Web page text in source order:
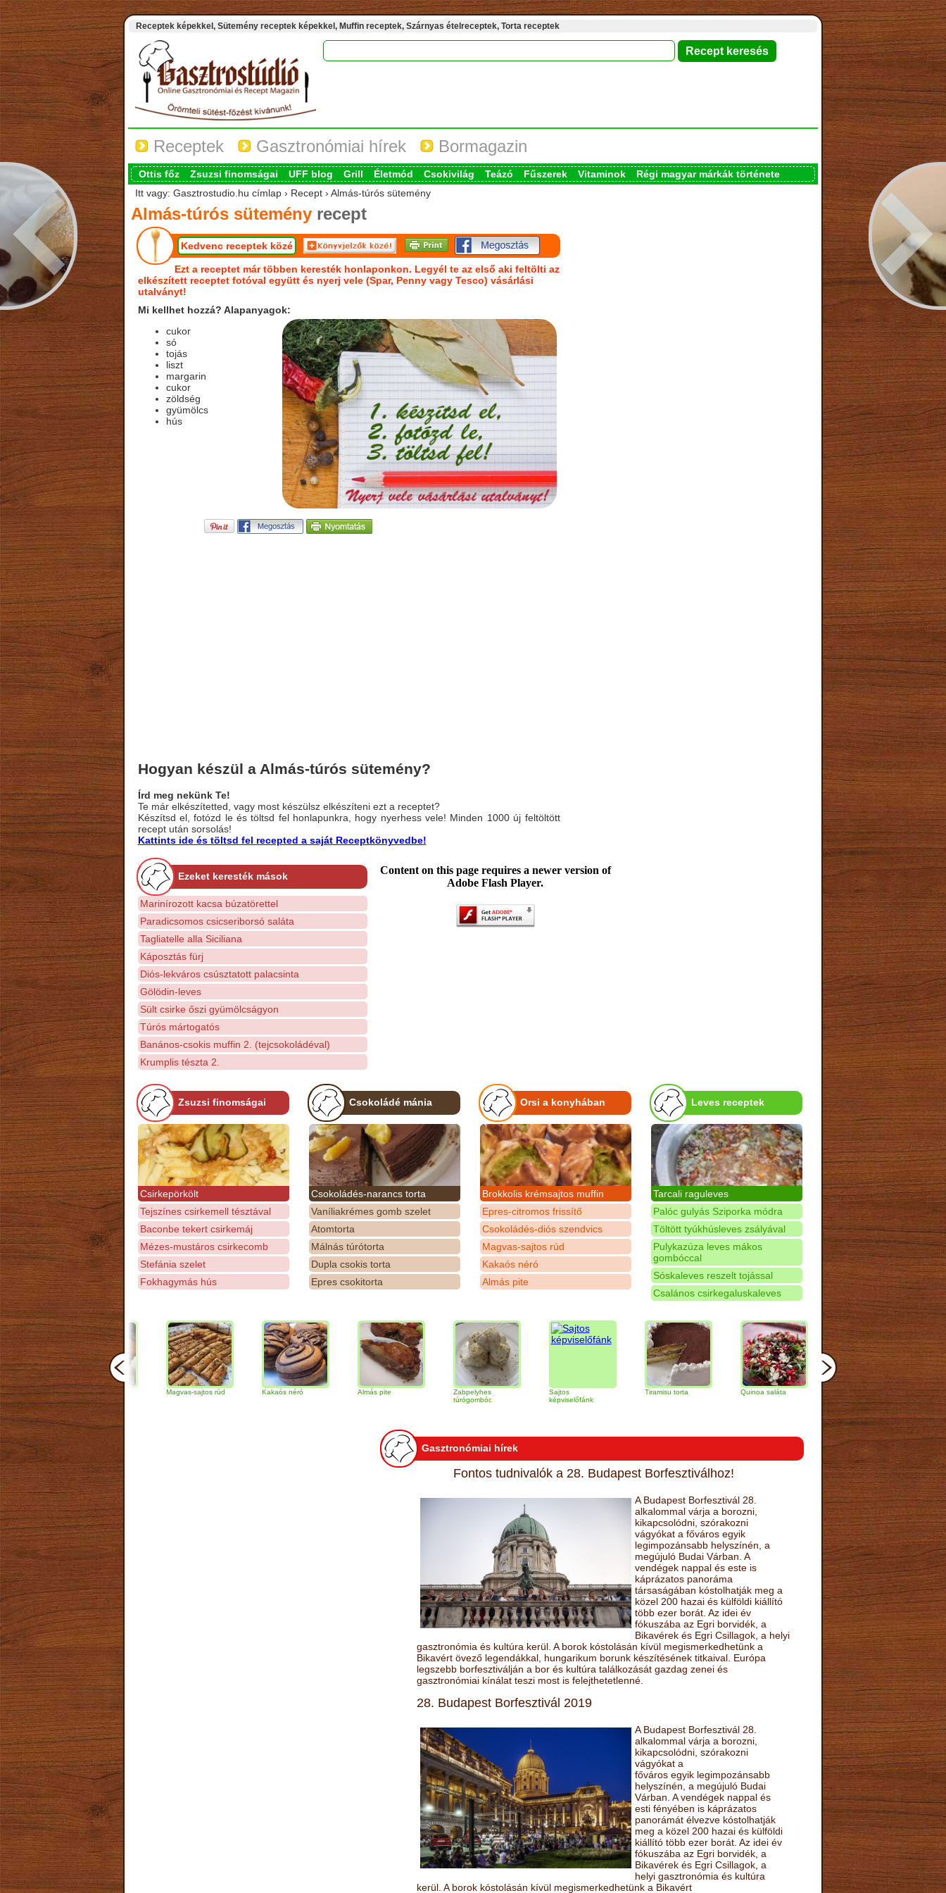
Receptek képekkel, Sütemény receptek képekkel, Muffin receptek, Szárnyas ételreceptek, Torta receptek
Receptek Gasztronómiai hírek Bormagazin
Ottis főz Zsuzsi finomságai UFF blog Grill Életmód Csokivilág Teázó Fűszerek Vitaminok
Régi magyar márkák története
Itt vagy: Gasztrostudio.hu címlap › Recept › Almás-túrós sütemény
Almás-túrós süteményrecept
Kedvenc receptek közé
Ezt a receptet már többen keresték honlaponkon. Legyél te az első aki feltölti az
elkészített receptet fotóval együtt és nyerj vele (Spar, Penny vagy Tesco) vásárlási
utalványt!
Mi kellhet hozzá? Alapanyagok:
cukor
só
tojás
liszt
margarin
cukor
zöldség
gyümölcs
hús
Hogyan készül a Almás-túrós sütemény?
Írd meg nekünk Te!
Te már elkészítetted, vagy most készülsz elkészíteni ezt a receptet?
Készítsd el, fotózd le és töltsd fel honlapunkra, hogy nyerhess vele! Minden 1000 új feltöltött
recept után sorsolás!
Kattints ide és töltsd fel recepted a saját Receptkönyvedbe!
Ezeket keresték mások
Marinírozott kacsa búzatörettel
Paradicsomos csicseriborsó saláta
Tagliatelle alla Siciliana
Káposztás fürj
Diós-lekváros csúsztatott palacsinta
Gölödin-leves
Sült csirke őszi gyümölcságyon
Túrós mártogatós
Banános-csokis muffin 2. (tejcsokoládéval)
Krumplis tészta 2.
Content on this page requires a newer version of
Adobe Flash Player.
Zsuzsi finomságai
Csirkepörkölt
Tejszínes csirkemell tésztával
Baconbe tekert csirkemáj
Mézes-mustáros csirkecomb
Stefánia szelet
Fokhagymás hús
Csokoládé mánia
Csokoládés-narancs torta
Vaníliakrémes gomb szelet
Atomtorta
Málnás túrótorta
Dupla csokis torta
Epres csokitorta
Orsi a konyhában
Brokkolis krémsajtos muffin
Epres-citromos frissítő
Csokoládés-diós szendvics
Magvas-sajtos rúd
Kakaós néró
Almás pite
Leves receptek
Tarcali raguleves
Palóc gulyás Sziporka módra
Töltött tyúkhúsleves zsályával
Pulykazúza leves mákos
gombóccal
Sóskaleves reszelt tojással
Csalános csirkegaluskaleves
Csokoládés-diós
szendvics
Magvas-sajtos rúd Kakaós néró Almás pite
Zabpelyhes
túrógombóc
képviselőfánk
Tiramisu torta Quinoa saláta Mandulás kifli
narancs torta
Gasztronómiai hírek
Fontos tudnivalók a 28. Budapest Borfesztiválhoz!
A Budapest Borfesztivál 28.
alkalommal várja a borozni,
kikapcsolódni, szórakozni
vágyókat a főváros egyik
legimpozánsabb helyszínén, a
megújuló Budai Várban. A
vendégek nappal és este is
káprázatos panoráma
társaságában kóstolhatják meg a
közel 200 hazai és külföldi kiállító
több ezer borát. Az idei év
fókuszába az Egri borvidék, a
Bikavérek és Egri Csillagok, a helyi
gasztronómia és kultúra kerül. A borok kóstolásán kívül megismerkedhetünk a
Bikavért övező legendákkal, hungarikum borunk készítésének titkaival. Európa
legszebb borfesztiválján a bor és kultúra találkozását gazdag zenei és
gasztronómiai kínálat teszi most is felejthetetlenné.
28. Budapest Borfesztivál 2019
A Budapest Borfesztivál 28.
alkalommal várja a borozni,
kikapcsolódni, szórakozni
vágyókat a
főváros egyik legimpozánsabb
helyszínén, a megújuló Budai
Várban. A vendégek nappal és
esti fényében is káprázatos
panorámát élvezve kóstolhatják
meg a közel 200 hazai és külföldi
kiállító több ezer borát. Az idei év
fókuszába az Egri borvidék, a
Bikavérek és Egri Csillagok, a
helyi gasztronómia és kultúra
kerül. A borok kóstolásán kívül megismerkedhetünk a Bikavért